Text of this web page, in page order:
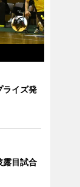
ライズ発
露目試合